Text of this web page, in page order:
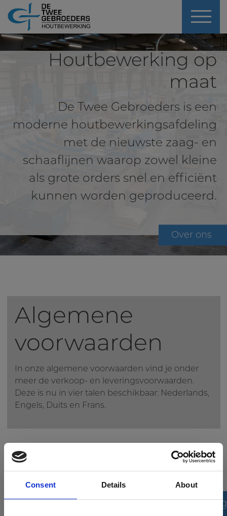
Consent Details About
Houtbewerking op
maat
De Twee Gebroeders is een
moderne houtbewerkingsafdeling
met de nieuwste zaag- en
schaaflijnen waarop zowel kleine
als grote orders snel en efficiënt
kunnen worden geproduceerd.
Over ons
Algemene
voorwaarden
In onze algemene voorwaarden vind je onder
meer de verkoop- en leveringsvoorwaarden.
Deze is nu in vier talen beschikbaar: Nederlands,
Engels, Duits en Frans.
Algemene verkoopvoorwaarden
Allgemeine verkaufs und